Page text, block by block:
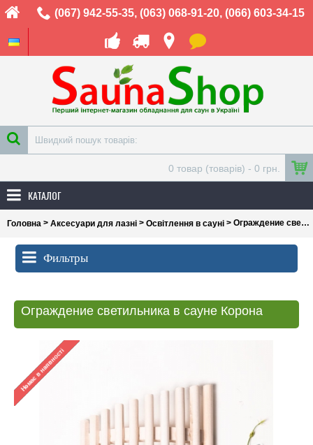
(067) 942-55-35, (063) 068-91-20, (066) 603-34-15
0 товар (товарів) - 0 грн.
КАТАЛОГ
Головна > Аксесуари для лазні > Освітлення в сауні > Ограждение светильника в сауне Корона
Фильтры
Ограждение светильника в сауне Корона